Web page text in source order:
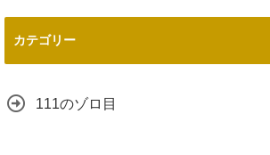
カテゴリー
111のゾロ目